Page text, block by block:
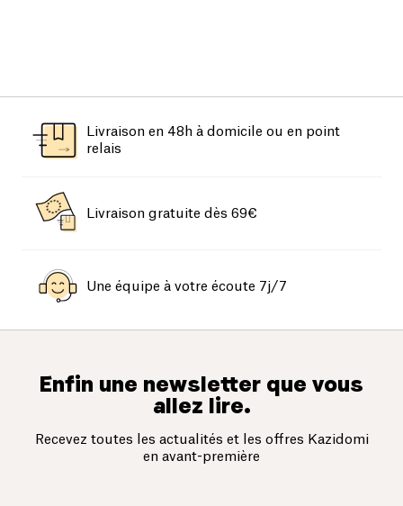
Livraison en 48h à domicile ou en point
relais
Livraison gratuite dès 69€
Une équipe à votre écoute 7j/7
Enfin une newsletter que vous
allez lire.
Recevez toutes les actualités et les offres Kazidomi
en avant-première